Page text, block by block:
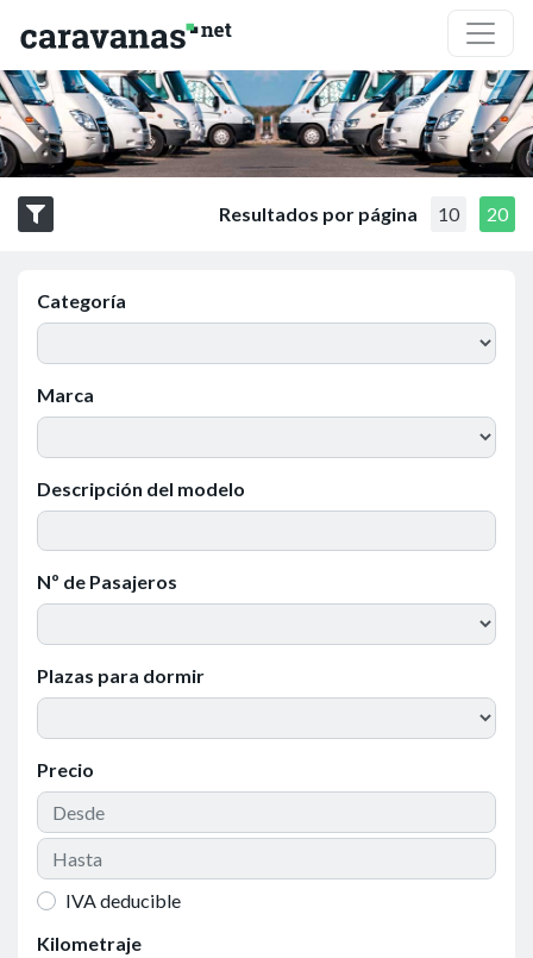
Resultados por página 10 20
Categoría
Marca
Descripción del modelo
Nº de Pasajeros
Plazas para dormir
Precio
IVA deducible
Kilometraje